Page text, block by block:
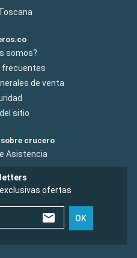
somos?
frecuentes
de venta
sitio
crucero
Asistencia
ofertas
OK